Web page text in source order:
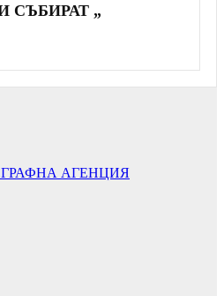
СЪБИРАТ „
АГЕНЦИЯ